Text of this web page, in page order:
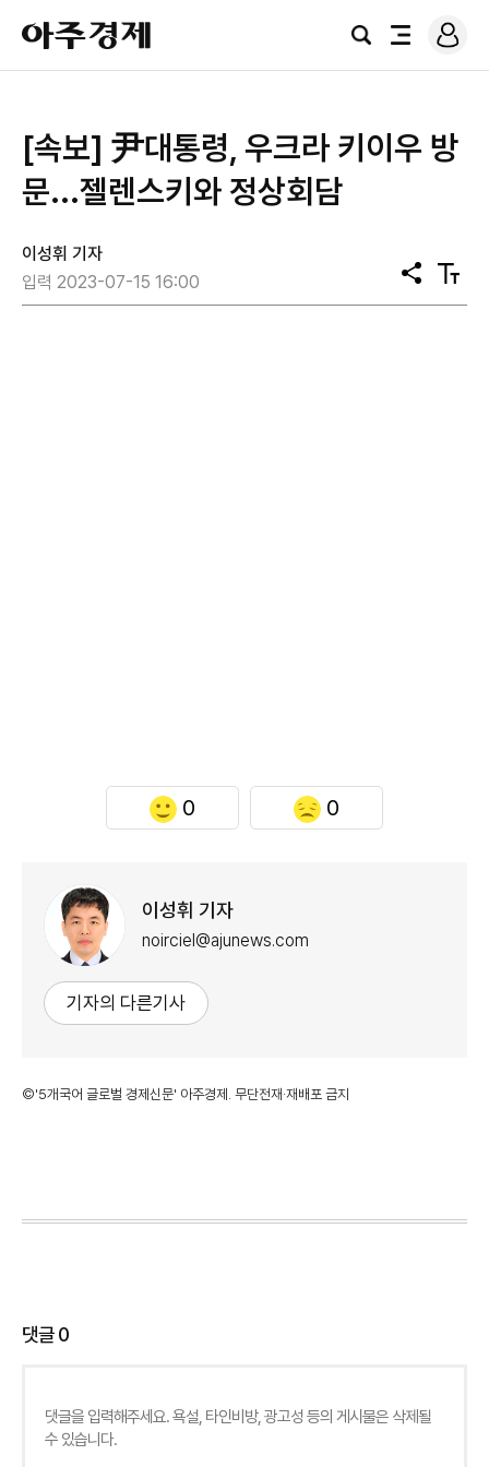
아
주
경
검
전
로
그
[속보] 尹대통령, 우크라 키이우 방
문...젤렌스키와 정상회담
이성휘 기자
입력 2023-07-15 16:00
공
유
텍
스
0 0
이성휘 기자
noirciel@ajunews.com
기자의 다른기사
©'5개국어 글로벌 경제신문' 아주경제. 무단전재·재배포 금지
댓글0